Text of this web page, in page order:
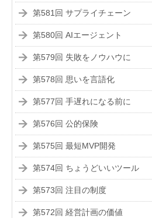
第581回 サプライチェーン
第580回 AIエージェント
第579回 失敗をノウハウに
第578回 思いを言語化
第577回 手遅れになる前に
第576回 公的保険
第575回 最短MVP開発
第574回 ちょうどいいツール
第573回 注目の制度
第572回 経営計画の価値